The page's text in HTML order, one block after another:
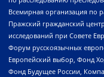
Всемирная организация по
Пражский гражданский
исследований при Совете
Форум русскоязычных
Европейский выбор, Фонд
Фонд Будущее России,